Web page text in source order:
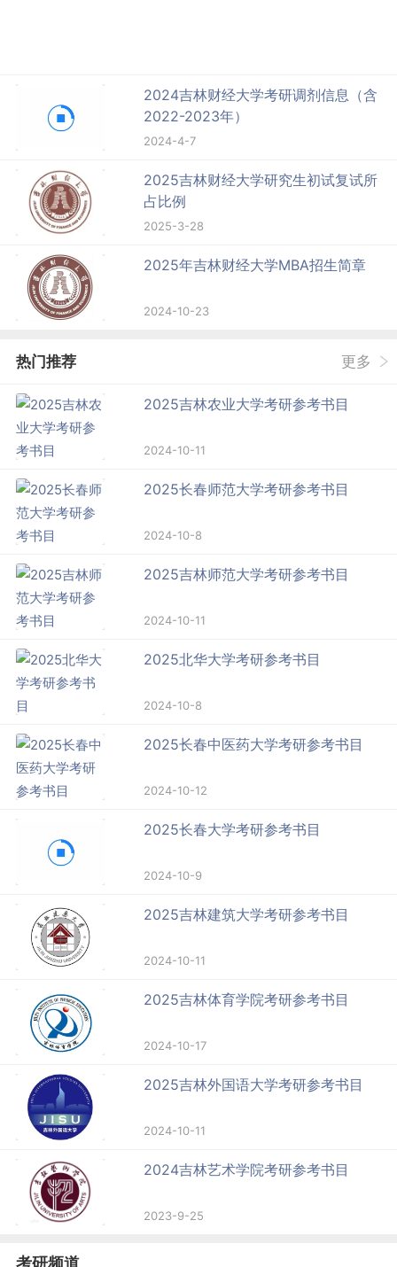
2024吉林财经大学考研调剂信息（含
2022-2023年）
2024-4-7
2025吉林财经大学研究生初试复试所
占比例
2025-3-28
2025年吉林财经大学MBA招生简章
2024-10-23
热门推荐 更多
2025吉林农业大学考研参考书目
2024-10-11
2025长春师范大学考研参考书目
2024-10-8
2025吉林师范大学考研参考书目
2024-10-11
2025北华大学考研参考书目
2024-10-8
2025长春中医药大学考研参考书目
2024-10-12
2025长春大学考研参考书目
2024-10-9
2025吉林建筑大学考研参考书目
2024-10-11
2025吉林体育学院考研参考书目
2024-10-17
2025吉林外国语大学考研参考书目
2024-10-11
2024吉林艺术学院考研参考书目
2023-9-25